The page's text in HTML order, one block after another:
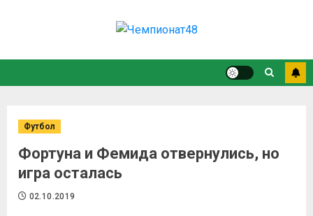
Футбол
Фортуна и Фемида отвернулись, но
игра осталась
02.10.2019